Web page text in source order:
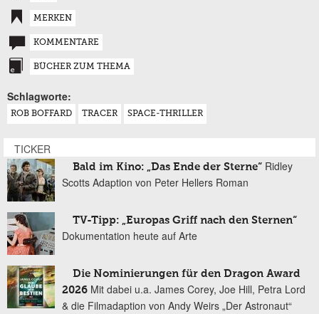
MERKEN
KOMMENTARE
BÜCHER ZUM THEMA
Schlagworte:
ROB BOFFARD TRACER SPACE-THRILLER
TICKER
Bald im Kino: „Das Ende der Sterne“ Ridley
Scotts Adaption von Peter Hellers Roman
TV-Tipp: „Europas Griff nach den Sternen“
Dokumentation heute auf Arte
Die Nominierungen für den Dragon Award
2026 Mit dabei u.a. James Corey, Joe Hill, Petra Lord
& die Filmadaption von Andy Weirs „Der Astronaut“